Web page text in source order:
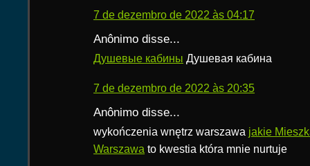
7 de dezembro de 2022 às 04:17
Anônimo disse...
Душевые кабины Душевая кабина
7 de dezembro de 2022 às 20:35
Anônimo disse...
wykończenia wnętrz warszawa jakie
Warszawa to kwestia która mnie nurtuje